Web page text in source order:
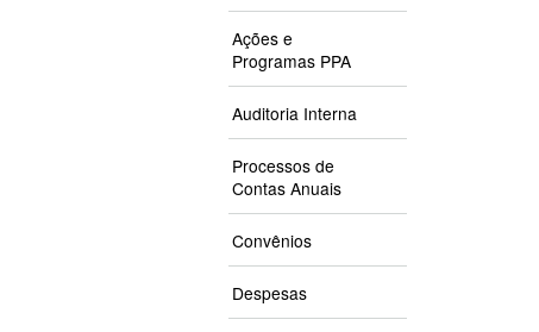
Ações e
Programas PPA
Auditoria Interna
Processos de
Contas Anuais
Convênios
Despesas